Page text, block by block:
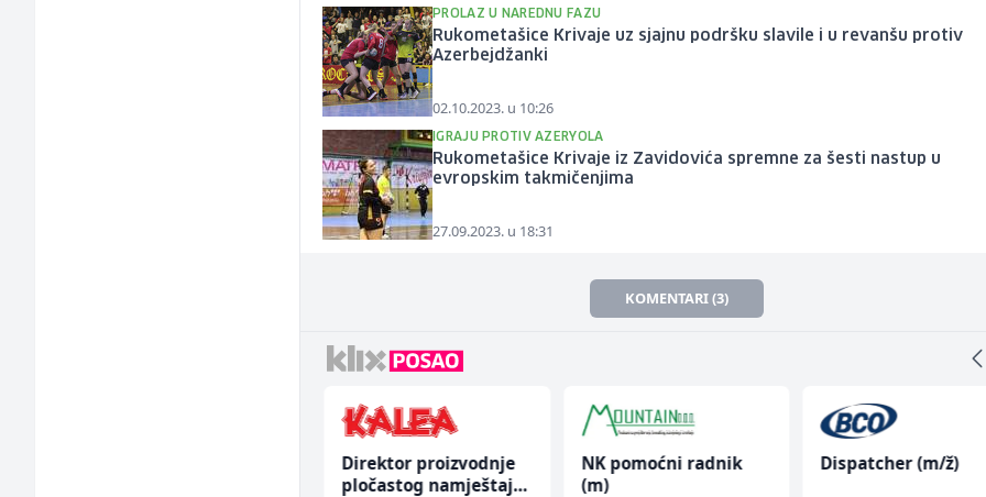
PROLAZ U NAREDNU FAZU
Rukometašice Krivaje uz sjajnu podršku slavile i u revanšu protiv
Azerbejdžanki
02.10.2023. u 10:26
IGRAJU PROTIV AZERYOLA
Rukometašice Krivaje iz Zavidovića spremne za šesti nastup u
evropskim takmičenjima
27.09.2023. u 18:31
KOMENTARI (3)
Direktor proizvodnje
pločastog namještaja
NK pomoćni radnik
(m)
Dispatcher (m/ž)